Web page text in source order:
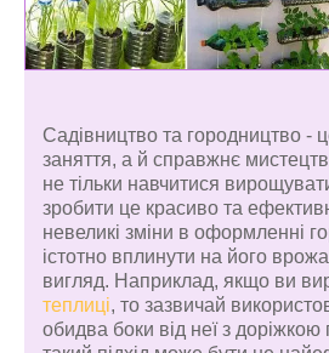
Садівництво та городництво -
заняття, а й справжнє
не тільки навчитися
зробити це красиво та
невеликі зміни в оформленні
істотно вплинути на його
вигляд. Наприклад, якщо ви
теплиці, то зазвичай
обидва боки від неї з